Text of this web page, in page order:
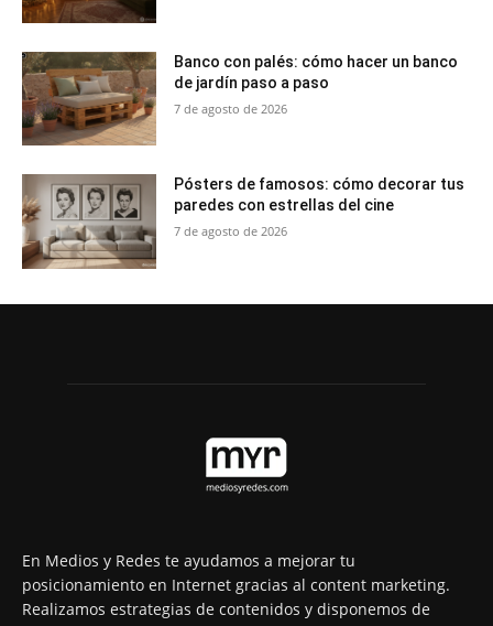
Banco con palés: cómo hacer un banco
de jardín paso a paso
7 de agosto de 2026
Pósters de famosos: cómo decorar tus
paredes con estrellas del cine
7 de agosto de 2026
En Medios y Redes te ayudamos a mejorar tu
posicionamiento en Internet gracias al content marketing.
Realizamos estrategias de contenidos y disponemos de